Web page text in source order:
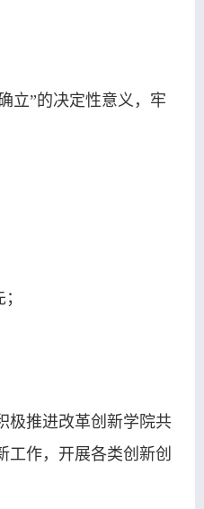
立”的决定性意义，牢
极推进改革创新学院共
作，开展各类创新创